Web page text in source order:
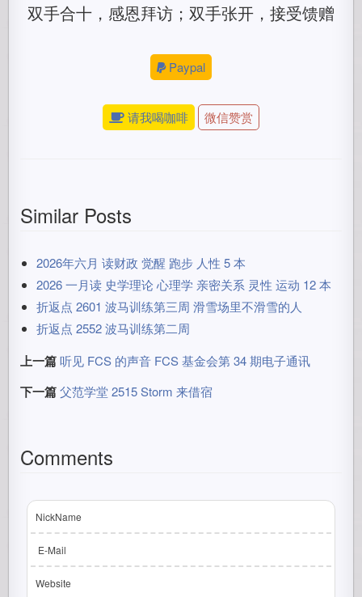
双手合十，感恩拜访；双手张开，接受馈赠
Paypal
请我喝咖啡 微信赞赏
Similar Posts
2026年六月 读财政 觉醒 跑步 人性 5 本
2026 一月读 史学理论 心理学 亲密关系 灵性 运动 12 本
折返点 2601 波马训练第三周 滑雪场里不滑雪的人
折返点 2552 波马训练第二周
上一篇 听见 FCS 的声音 FCS 基金会第 34 期电子通讯
下一篇 父范学堂 2515 Storm 来借宿
Comments
NickName
E-Mail
Website